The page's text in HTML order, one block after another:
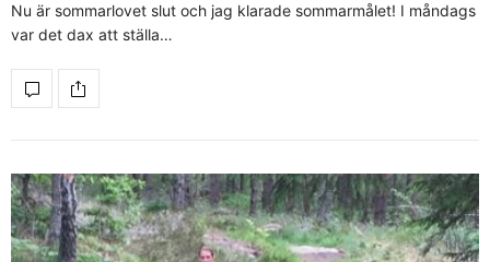
Nu är sommarlovet slut och jag klarade sommarmålet! I måndags
var det dax att ställa…